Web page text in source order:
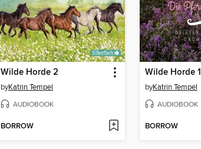
Wilde Horde 2
byKatrin Tempel
AUDIOBOOK
BORROW
Wilde Horde 1
byKatrin Tempel
AUDIOBOOK
BORROW